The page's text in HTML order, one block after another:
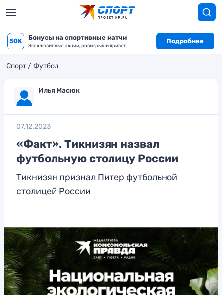
50K Бонусы на спортивные матчи
Эксклюзивные акции, розыгрыши призов
Подробнее
Спорт Футбол
Илья Масюк
07.12.2023
«Факт». Тикнизян назвал
футбольную столицу России
Тикнизян признал Питер футбольной
столицей России